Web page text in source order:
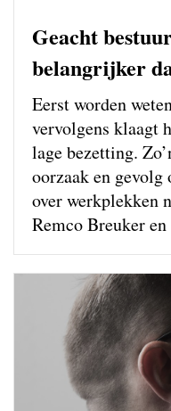
Geacht
belangrijker
Eerst worden
vervolgens klaagt
lage bezetting.
oorzaak en
over werkplekken
Remco Breuker